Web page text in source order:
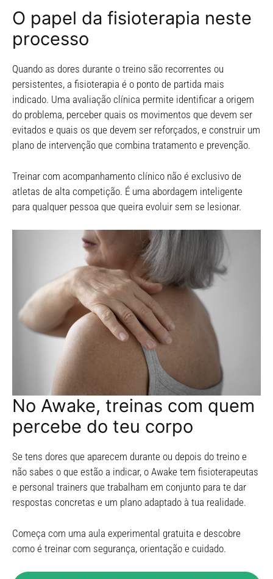
O papel da fisioterapia neste
processo
Quando as dores durante o treino são recorrentes ou
persistentes, a fisioterapia é o ponto de partida mais
indicado. Uma avaliação clínica permite identificar a origem
do problema, perceber quais os movimentos que devem ser
evitados e quais os que devem ser reforçados, e construir um
plano de intervenção que combina tratamento e prevenção.
Treinar com acompanhamento clínico não é exclusivo de
atletas de alta competição. É uma abordagem inteligente
para qualquer pessoa que queira evoluir sem se lesionar.
No Awake, treinas com quem
percebe do teu corpo
Se tens dores que aparecem durante ou depois do treino e
não sabes o que estão a indicar, o Awake tem fisioterapeutas
e personal trainers que trabalham em conjunto para te dar
respostas concretas e um plano adaptado à tua realidade.
Começa com uma aula experimental gratuita e descobre
como é treinar com segurança, orientação e cuidado.